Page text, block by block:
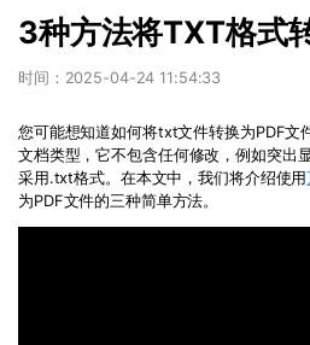
新闻中心
关于万兴
加入我们
帮助中心
桌面端
万兴PDF Windows版
移动端
万兴PDF 安卓版
功能
PDF新功能
PDF编辑器
PDF合并工具
商业合作
学校&教育
企业采购
帮助中心
产品支持
3种方法将TXT格式
时间：2025-04-24 11:54:33
您可能想知道如何将txt文件转换为PDF文
文档类型，它不包含任何修改，例如突出
采用.txt格式。在本文中，我们将介绍使用
为PDF文件的三种简单方法。